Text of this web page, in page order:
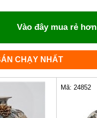
Vào đây mua rẻ hơn
CHẠY NHẤT
Mã: 24852